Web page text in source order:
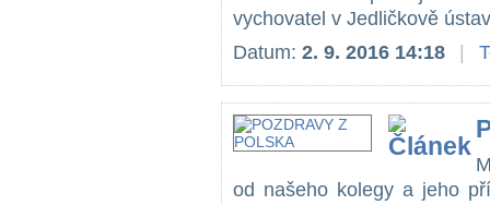
vychovatel v Jedličkově
Datum: 2. 9. 2016 14:18
od našeho kolegy a jeho